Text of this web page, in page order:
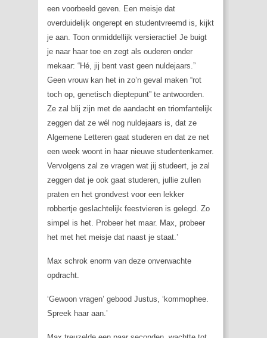
een voorbeeld geven. Een meisje dat
overduidelijk ongerept en studentvreemd is, kijkt
je aan. Toon onmiddellijk versieractie! Je buigt
je naar haar toe en zegt als ouderen onder
mekaar: “Hé, jij bent vast geen nuldejaars.”
Geen vrouw kan het in zo’n geval maken “rot
toch op, genetisch dieptepunt” te antwoorden.
Ze zal blij zijn met de aandacht en triomfantelijk
zeggen dat ze wél nog nuldejaars is, dat ze
Algemene Letteren gaat studeren en dat ze net
een week woont in haar nieuwe studentenkamer.
Vervolgens zal ze vragen wat jij studeert, je zal
zeggen dat je ook gaat studeren, jullie zullen
praten en het grondvest voor een lekker
robbertje geslachtelijk feestvieren is gelegd. Zo
simpel is het. Probeer het maar. Max, probeer
het met het meisje dat naast je staat.’
Max schrok enorm van deze onverwachte
opdracht.
‘Gewoon vragen’ gebood Justus, ‘kommophee.
Spreek haar aan.’